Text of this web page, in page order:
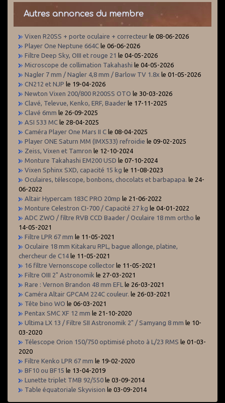
Autres annonces du membre
Vixen R20SS + porte oculaire + correcteur le 08-06-2026
Player One Neptune 664C le 06-06-2026
Filtre Deep Sky, OIII et rouge 21 le 04-05-2026
Microscope de collimation Takahashi le 04-05-2026
Nagler 7 mm / Nagler 4,8 mm / Barlow TV 1.8x le 01-05-2026
CN212 et NJP le 19-04-2026
Newton Vixen 200/800 R200SS OTO le 30-03-2026
Clavé, Televue, Kenko, ERF, Baader le 17-11-2025
Clavé 6mm le 26-09-2025
ASI 533 MC le 28-04-2025
Caméra Player One Mars II C le 08-04-2025
Player ONE Saturn MM (IMX533) refroidie le 09-02-2025
Zeiss, Vixen et Tamron le 12-10-2024
Monture Takahashi EM200 USD le 07-10-2024
Vixen Sphinx SXD, capacité 15 kg le 11-08-2023
Oculaires, télescope, bonbons, chocolats et barbapapa. le 24-
06-2022
Altair Hypercam 183C PRO 20mp le 21-06-2022
Monture Celestron CI-700 / Capacité 27 kg le 04-01-2022
ADC ZWO / filtre RVB CCD Baader / Oculaire 18 mm ortho le
14-05-2021
Filtre LPR 67 mm le 11-05-2021
Oculaire 18 mm Kitakaru RPL, bague allonge, platine,
chercheur de C14 le 11-05-2021
16 filtre Vernonscope collector le 11-05-2021
Filtre OIII 2" Astronomik le 27-03-2021
Rare : Vernon Brandon 48 mm EFL le 26-03-2021
Caméra Altair GPCAM 224C couleur. le 26-03-2021
Tête bino WO le 06-03-2021
Pentax SMC XF 12 mm le 21-10-2020
Ultima LX 13 / Filtre SII Astronomik 2" / Samyang 8 mm le 10-
03-2020
Télescope Orion 150/750 optimisé photo à L/23 RMS le 01-03-
2020
Filtre Kenko LPR 67 mm le 19-02-2020
BF10 ou BF15 le 13-04-2019
Lunette triplet TMB 92/550 le 03-09-2014
Table équatoriale Skyvision le 03-09-2014